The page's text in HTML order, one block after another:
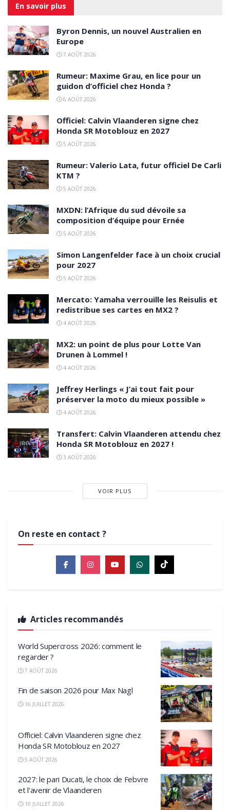
En savoir plus
Byron Dennis, un nouvel Australien en
Europe
7 AOÛT 2026
Rumeur: Maxime Grau, en lice pour un
guidon d’officiel chez Honda ?
6 AOÛT 2026
Officiel: Calvin Vlaanderen signe chez
Honda SR Motoblouz en 2027
5 AOÛT 2026
Rumeur: Valerio Lata, futur officiel De Carli
KTM ?
5 AOÛT 2026
MXDN: l’Afrique du sud dévoile sa
composition d’équipe pour Ernée
5 AOÛT 2026
Simon Langenfelder face à un choix crucial
pour 2027
5 AOÛT 2026
Mercato: Yamaha verrouille les Reisulis et
redistribue ses cartes en MX2 ?
4 AOÛT 2026
MX2: un point de plus pour Lotte Van
Drunen à Lommel !
4 AOÛT 2026
Jeffrey Herlings « J’ai tout fait pour
préserver la moto du mieux possible »
4 AOÛT 2026
Transfert: Calvin Vlaanderen attendu chez
Honda SR Motoblouz en 2027 !
3 AOÛT 2026
VOIR PLUS
On reste en contact ?
Articles recommandés
World Supercross 2026: comment le
regarder ?
7 AOÛT 2026
Fin de saison 2026 pour Max Nagl
16 JUILLET 2026
Officiel: Calvin Vlaanderen signe chez
Honda SR Motoblouz en 2027
5 AOÛT 2026
2027: le pari Ducati, le choix de Febvre
et l’avenir de Vlaanderen
10 JUILLET 2026